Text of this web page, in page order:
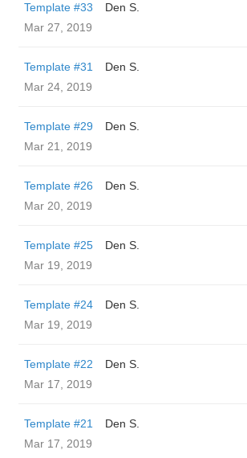
Template #33
Den S.
Mar 27, 2019
Template #31
Den S.
Mar 24, 2019
Template #29
Den S.
Mar 21, 2019
Template #26
Den S.
Mar 20, 2019
Template #25
Den S.
Mar 19, 2019
Template #24
Den S.
Mar 19, 2019
Template #22
Den S.
Mar 17, 2019
Template #21
Den S.
Mar 17, 2019